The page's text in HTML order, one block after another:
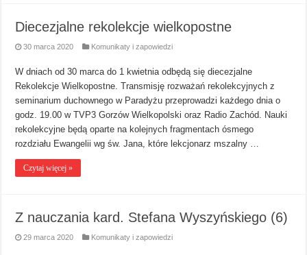
Diecezjalne rekolekcje wielkopostne
30 marca 2020 Komunikaty i zapowiedzi
W dniach od 30 marca do 1 kwietnia odbędą się diecezjalne
Rekolekcje Wielkopostne. Transmisję rozważań rekolekcyjnych z
seminarium duchownego w Paradyżu przeprowadzi każdego dnia o
godz. 19.00 w TVP3 Gorzów Wielkopolski oraz Radio Zachód. Nauki
rekolekcyjne będą oparte na kolejnych fragmentach ósmego
rozdziału Ewangelii wg św. Jana, które lekcjonarz mszalny …
Czytaj więcej »
Z nauczania kard. Stefana Wyszyńskiego (6)
29 marca 2020 Komunikaty i zapowiedzi